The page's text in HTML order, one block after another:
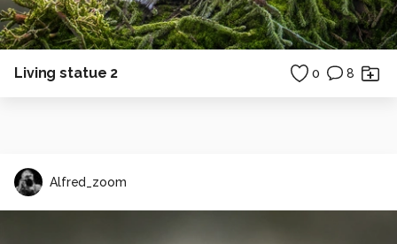
Living statue 2 0 8
Alfred_zoom